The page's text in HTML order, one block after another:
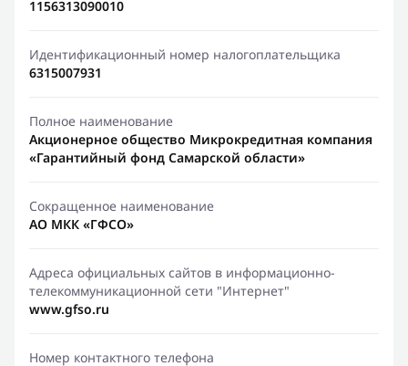
1156313090010
Идентификационный номер налогоплательщика
6315007931
Полное наименование
Акционерное общество Микрокредитная компания
«Гарантийный фонд Самарской области»
Сокращенное наименование
АО МКК «ГФСО»
Адреса официальных сайтов в информационно-
телекоммуникационной сети "Интернет"
www.gfso.ru
Номер контактного телефона